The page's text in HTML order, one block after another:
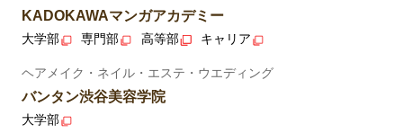
KADOKAWAマンガアカデミー
大学部 専門部 高等部 キャリア
ヘアメイク・ネイル・エステ・ウエディング
バンタン渋谷美容学院
大学部